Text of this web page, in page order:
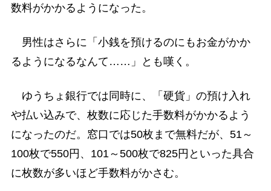
数料がかかるようになった。
男性はさらに「小銭を預けるのにもお金がかか
るようになるなんて……」とも嘆く。
ゆうちょ銀行では同時に、「硬貨」の預け入れ
や払い込みで、枚数に応じた手数料がかかるよう
になったのだ。窓口では50枚まで無料だが、51～
100枚で550円、101～500枚で825円といった具合
に枚数が多いほど手数料がかさむ。